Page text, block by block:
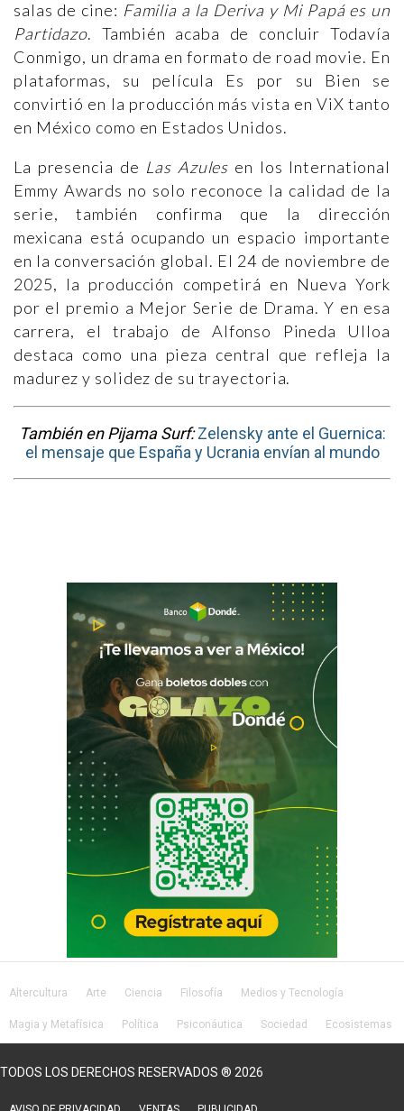
salas de cine: Familia a la Deriva y Mi Papá es un
Partidazo. También acaba de concluir Todavía
Conmigo, un drama en formato de road movie. En
plataformas, su película Es por su Bien se
convirtió en la producción más vista en ViX tanto
en México como en Estados Unidos.
La presencia de Las Azules en los International
Emmy Awards no solo reconoce la calidad de la
serie, también confirma que la dirección
mexicana está ocupando un espacio importante
en la conversación global. El 24 de noviembre de
2025, la producción competirá en Nueva York
por el premio a Mejor Serie de Drama. Y en esa
carrera, el trabajo de Alfonso Pineda Ulloa
destaca como una pieza central que refleja la
madurez y solidez de su trayectoria.
También en Pijama Surf:Zelensky ante el Guernica:
el mensaje que España y Ucrania envían al mundo
Altercultura Arte Ciencia Filosofía Medios y Tecnología
Magia y Metafísica Política Psiconáutica Sociedad Ecosistemas
TODOS LOS DERECHOS RESERVADOS ® 2026